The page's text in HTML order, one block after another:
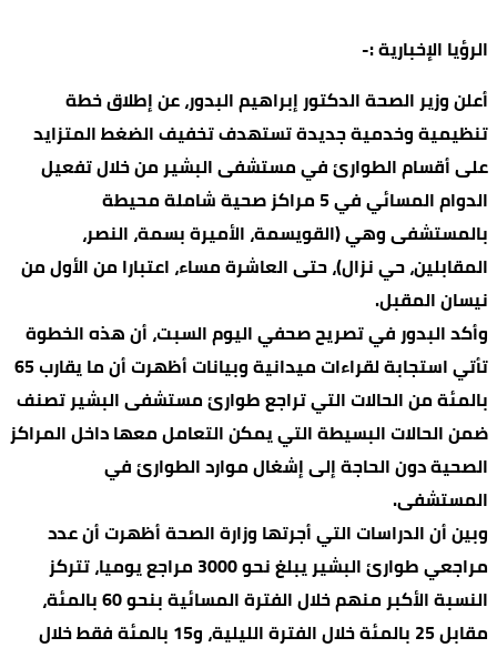
الرؤيا الإخبارية :-
أعلن وزير الصحة الدكتور إبراهيم البدور، عن إطلاق خطة
تنظيمية وخدمية جديدة تستهدف تخفيف الضغط المتزايد
على أقسام الطوارئ في مستشفى البشير من خلال تفعيل
الدوام المسائي في 5 مراكز صحية شاملة محيطة
بالمستشفى وهي (القويسمة، الأميرة بسمة، النصر،
المقابلين، حي نزال)، حتى العاشرة مساء، اعتبارا من الأول من
نيسان المقبل.
وأكد البدور في تصريح صحفي اليوم السبت، أن هذه الخطوة
تأتي استجابة لقراءات ميدانية وبيانات أظهرت أن ما يقارب 65
بالمئة من الحالات التي تراجع طوارئ مستشفى البشير تصنف
ضمن الحالات البسيطة التي يمكن التعامل معها داخل المراكز
الصحية دون الحاجة إلى إشغال موارد الطوارئ في
المستشفى.
وبين أن الدراسات التي أجرتها وزارة الصحة أظهرت أن عدد
مراجعي طوارئ البشير يبلغ نحو 3000 مراجع يوميا، تتركز
النسبة الأكبر منهم خلال الفترة المسائية بنحو 60 بالمئة،
مقابل 25 بالمئة خلال الفترة الليلية، و15 بالمئة فقط خلال